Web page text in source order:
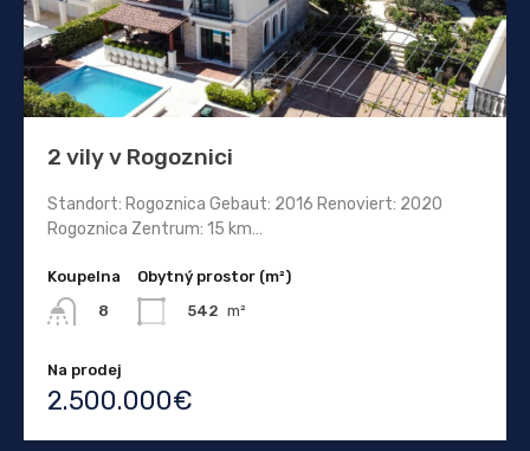
2 vily v Rogoznici
Standort: Rogoznica Gebaut: 2016 Renoviert: 2020
Rogoznica Zentrum: 15 km…
Koupelna
8
Obytný prostor (m²)
542 m²
Na prodej
2.500.000€